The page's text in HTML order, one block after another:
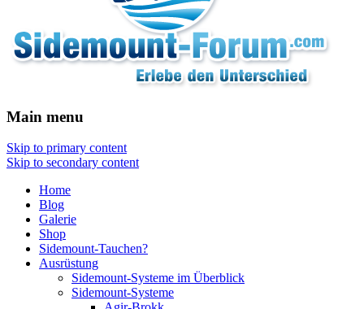
Main menu
Skip to primary content
Skip to secondary content
Home
Blog
Galerie
Shop
Sidemount-Tauchen?
Ausrüstung
Sidemount-Systeme im Überblick
Sidemount-Systeme